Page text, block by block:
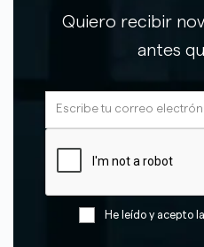
Quiero recibir
antes
He leído y acepto la